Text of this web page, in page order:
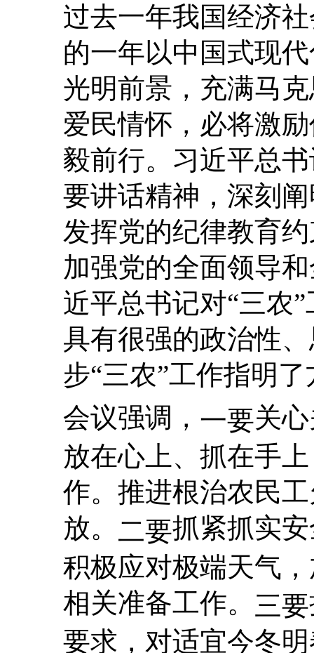
过去一年我国经济
的一年以中国式现
光明前景，充满马
爱民情怀，必将激
毅前行。习近平总
要讲话精神，深刻
发挥党的纪律教育
加强党的全面领导
近平总书记对“三农
具有很强的政治性
步“三农”工作指明
会议强调， 一要关
放在心上、抓在手
作。推进根治农民
放。 二要抓紧抓实
积极应对极端天气
相关准备工作。 三要
要求，对适宜今冬